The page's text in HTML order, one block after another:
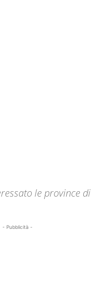
le province di
- Pubblicità -